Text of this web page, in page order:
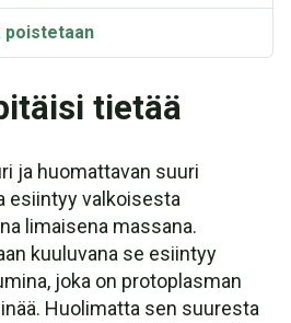
poistetaan
tietää
ja huomattavan suuri
esiintyy valkoisesta
limaisena massana.
kuuluvana se esiintyy
joka on protoplasman
Huolimatta sen suuresta